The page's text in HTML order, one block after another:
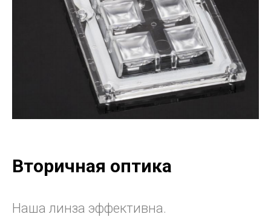
Вторичная оптика
Наша линза эффективна.